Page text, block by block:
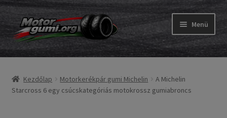
Ugrás
a
navigációhoz
Kilépés
a
tartalomba
Menü
Gumik
Expand
Belső gumi és szalag
Kezdőlap Motorkerékpár gumi Michelin
A Michelin
Starcross 6 egy csúcskategóriás motokrossz gumiabroncs